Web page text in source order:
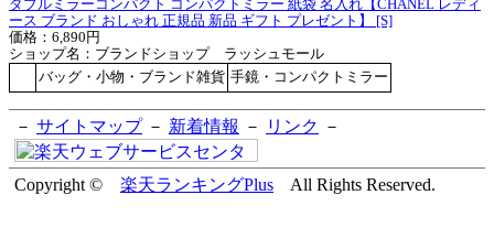
ダブルミラーコンパクト コンパクトミラー 紙袋 名入れ【CHANEL レディ
ース ブランド おしゃれ 正規品 新品 ギフト プレゼント】 [S]
価格：6,890円
ショップ名：ブランドショップ ラッシュモール
バッグ・小物・ブランド雑貨 手鏡・コンパクトミラー
－ サイトマップ－ 新着情報 － リンク －
Copyright © 楽天ランキングPlus All Rights Reserved.